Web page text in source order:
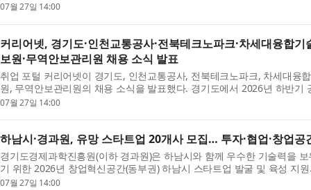
07월 27일 14:00
커리어넷, 경기도·인천교통공사·전북테크노파크·차세대융합
보원·무역안보관리원 채용 소식 발표
취업 포털 커리어넷이 경기도, 인천교통공사, 전북테크노파크, 차세대융
원, 무역안보관리원의 채용 소식을 발표했다. 경기도에서 2026년 하반기
07월 27일 14:00
하남시·경과원, 유망 스타트업 20개사 모집… 투자·협업·창업공
경기도경제과학진흥원(이하 경과원)은 하남시와 함께 우수한 기술력을
기 위한 2026년 창업혁신공간(동부권) 하남시 스타트업 발굴 및 육성 지원
07월 27일 14:00